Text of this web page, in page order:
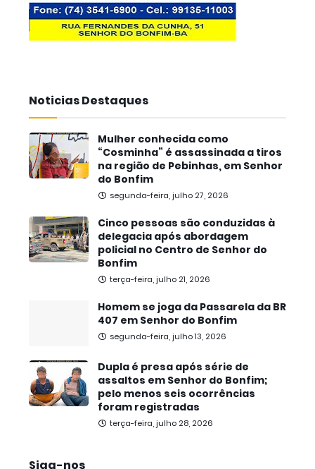
Noticias Destaques
Mulher conhecida como
“Cosminha” é assassinada a tiros
na região de Pebinhas, em Senhor
do Bonfim
segunda-feira, julho 27, 2026
Cinco pessoas são conduzidas à
delegacia após abordagem
policial no Centro de Senhor do
Bonfim
terça-feira, julho 21, 2026
Homem se joga da Passarela da BR
407 em Senhor do Bonfim
segunda-feira, julho 13, 2026
Dupla é presa após série de
assaltos em Senhor do Bonfim;
pelo menos seis ocorrências
foram registradas
terça-feira, julho 28, 2026
Siga-nos